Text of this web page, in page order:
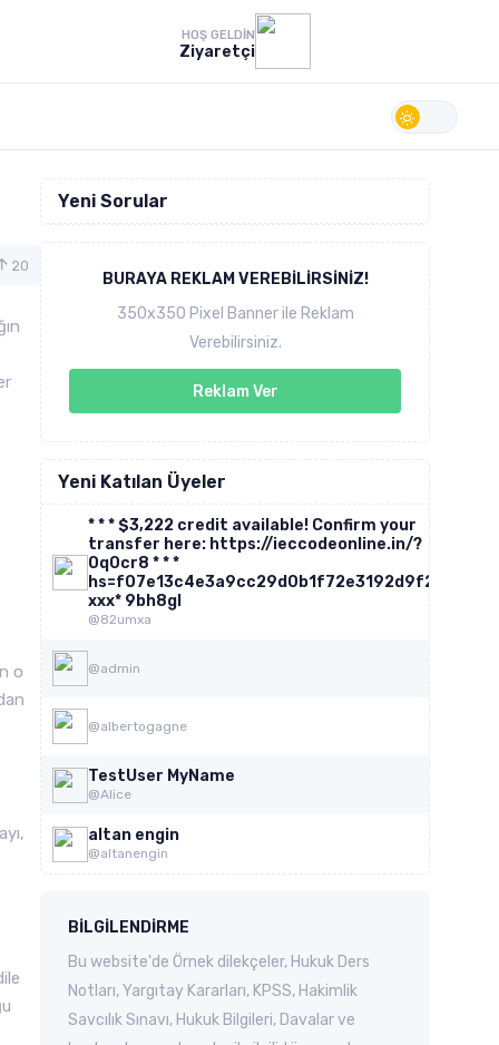
HOŞ GELDIN
Ziyaretçi
20
o
Yeni Sorular
BURAYA REKLAM VEREBILIRSINIZ!
350x350 Pixel Banner ile Reklam
Verebilirsiniz.
Reklam Ver
Yeni Katılan Üyeler
* * * $3,222 credit available! Confirm your
transfer here: https://ieccodeonline.in/?
0q0cr8 * * *
hs=f07e13c4e3a9cc29d0b1f72e3192d9f2*
ххх* 9bh8gl
@82umxa
@admin
@albertogagne
TestUser MyName
@Alice
altan engin
@altanengin
BILGILENDIRME
Bu website'de Örnek dilekçeler, Hukuk Ders
Notları, Yargıtay Kararları, KPSS, Hakimlik
Savcılık Sınavı, Hukuk Bilgileri, Davalar ve